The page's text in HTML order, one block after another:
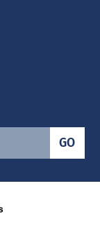
GO